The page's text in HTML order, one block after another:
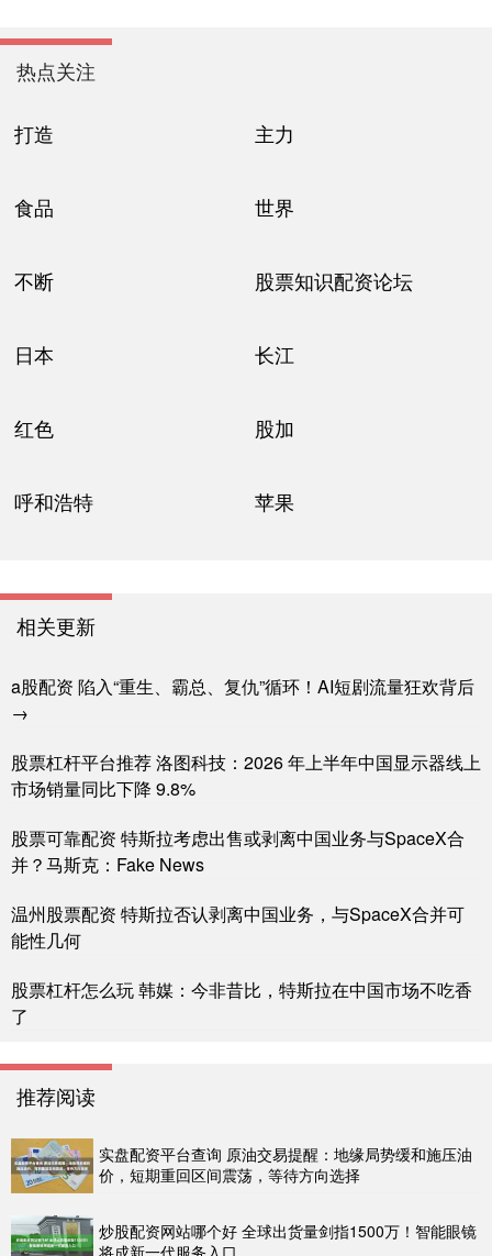
热点关注
打造 主力
食品 世界
不断 股票知识配资论坛
日本 长江
红色 股加
呼和浩特 苹果
相关更新
a股配资 陷入“重生、霸总、复仇”循环！AI短剧流量狂欢背后
→
股票杠杆平台推荐 洛图科技：2026 年上半年中国显示器线上
市场销量同比下降 9.8%
股票可靠配资 特斯拉考虑出售或剥离中国业务与SpaceX合
并？马斯克：Fake News
温州股票配资 特斯拉否认剥离中国业务，与SpaceX合并可
能性几何
股票杠杆怎么玩 韩媒：今非昔比，特斯拉在中国市场不吃香
了
推荐阅读
实盘配资平台查询 原油交易提醒：地缘局势缓和施压油
价，短期重回区间震荡，等待方向选择
炒股配资网站哪个好 全球出货量剑指1500万！智能眼镜